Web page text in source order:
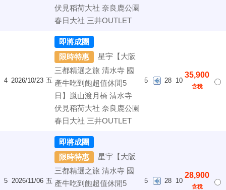
伏見稻荷大社 奈良鹿公園
春日大社 三井OUTLET
4 2026/10/23 五
即將成團
限時特惠
星宇【大阪
三都精選之旅 清水寺 國
產牛吃到飽超值休閒5
日】嵐山渡月橋 清水寺
伏見稻荷大社 奈良鹿公園
春日大社 三井OUTLET
5 28 10
35,900
含稅
5 2026/11/06 五
即將成團
限時特惠
星宇【大阪
三都精選之旅 清水寺 國
產牛吃到飽超值休閒5
5 28 10
28,900
含稅